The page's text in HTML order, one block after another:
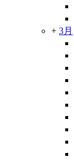
+ 3月